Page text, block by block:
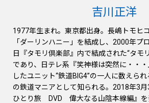
吉川正洋
1977年生まれ。東京都出身。長嶋トモヒ
「ダーリンハニー」を結成し、2000年プ
日『タモリ倶楽部』内で結成された“タモ
であり、日テレ系『笑神様は突然に・・
したユニット“鉄道BIG4”の一人に数えら
の鉄道マニアとして知られる。2018年3
ひとり旅 DVD 偉大なる山陰本線編』を